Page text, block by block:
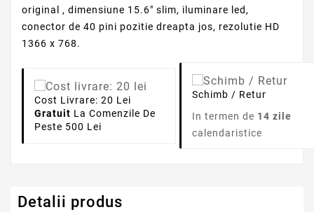
original , dimensiune 15.6" slim, iluminare led,
conector de 40 pini pozitie dreapta jos, rezolutie HD
1366 x 768.
Cost Livrare: 20 Lei
Gratuit La Comenzile De
Peste 500 Lei
Schimb / Retur
In termen de 14 zile
calendaristice
Detalii produs